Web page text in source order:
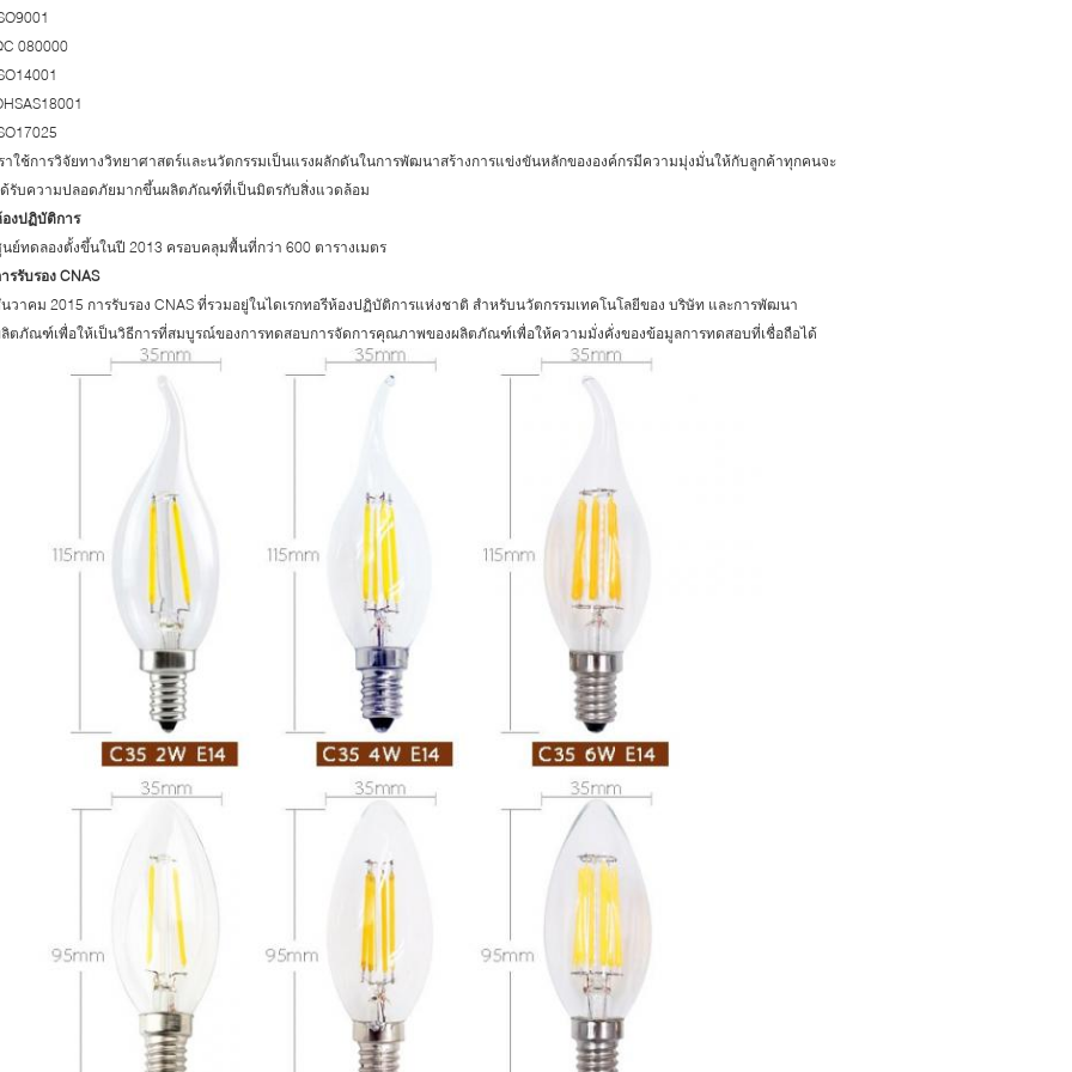
080000
าใช้การวิจัยทางวิทยาศาสตร์และนวัตกรรมเป็นแรงผลักดันในการพัฒนาสร้างการแข่งขันหลักขององค์กรมีความมุ่งมั่นให้กับลูกค้าทุกคนจะ
รับความปลอดภัยมากขึ้นผลิตภัณฑ์ที่เป็นมิตรกับสิ่งแวดล้อม
งปฏิบัติการ
ย์ทดลองตั้งขึ้นในปี 2013 ครอบคลุมพื้นที่กว่า 600 ตารางเมตร
รรับรอง CNAS
วาคม 2015 การรับรอง CNAS ที่รวมอยู่ในไดเรกทอรีห้องปฏิบัติการแห่งชาติ สำหรับนวัตกรรมเทคโนโลยีของ บริษัท และการพัฒนา
ตภัณฑ์เพื่อให้เป็นวิธีการที่สมบูรณ์ของการทดสอบการจัดการคุณภาพของผลิตภัณฑ์เพื่อให้ความมั่งคั่งของข้อมูลการทดสอบที่เชื่อถือได้